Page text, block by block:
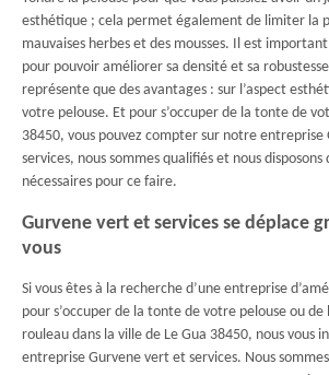
esthétique ; cela permet également de limiter la
mauvaises herbes et des mousses. Il est
pour pouvoir améliorer sa densité et sa
représente que des avantages : sur l’aspect
votre pelouse. Et pour s’occuper de la tonte de
38450, vous pouvez compter sur notre
services, nous sommes qualifiés et nous disposons
nécessaires pour ce faire.
Gurvene vert et services se déplace
vous
Si vous êtes à la recherche d’une entreprise
pour s’occuper de la tonte de votre pelouse ou de
rouleau dans la ville de Le Gua 38450, nous vous
entreprise Gurvene vert et services. Nous